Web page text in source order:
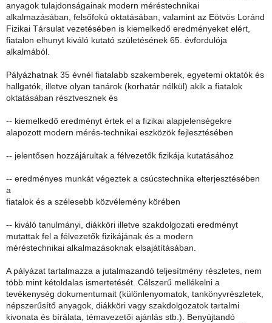
anyagok tulajdonságainak modern méréstechnikai
alkalmazásában, felsőfokú oktatásában, valamint az Eötvös Loránd
Fizikai Társulat vezetésében is kiemelkedő eredményeket elért,
fiatalon elhunyt kiváló kutató születésének 65. évfordulója
alkalmából.
Pályázhatnak 35 évnél fiatalabb szakemberek, egyetemi oktatók és
hallgatók, illetve olyan tanárok (korhatár nélkül) akik a fiatalok
oktatásában résztvesznek és
-- kiemelkedő eredményt értek el a fizikai alapjelenségekre
alapozott modern mérés-technikai eszközök fejlesztésében
-- jelentősen hozzájárultak a félvezetők fizikája kutatásához
-- eredményes munkát végeztek a csúcstechnika elterjesztésében
a
fiatalok és a szélesebb közvélemény körében
-- kiváló tanulmányi, diákköri illetve szakdolgozati eredményt
mutattak fel a félvezetők fizikájának és a modern
méréstechnikai alkalmazásoknak elsajátításában.
A pályázat tartalmazza a jutalmazandó teljesítmény részletes, nem
több mint kétoldalas ismertetését. Célszerű mellékelni a
tevékenység dokumentumait (különlenyomatok, tankönyvrészletek,
népszerűsítő anyagok, diákköri vagy szakdolgozatok tartalmi
kivonata és bírálata, témavezetői ajánlás stb.). Benyújtandó